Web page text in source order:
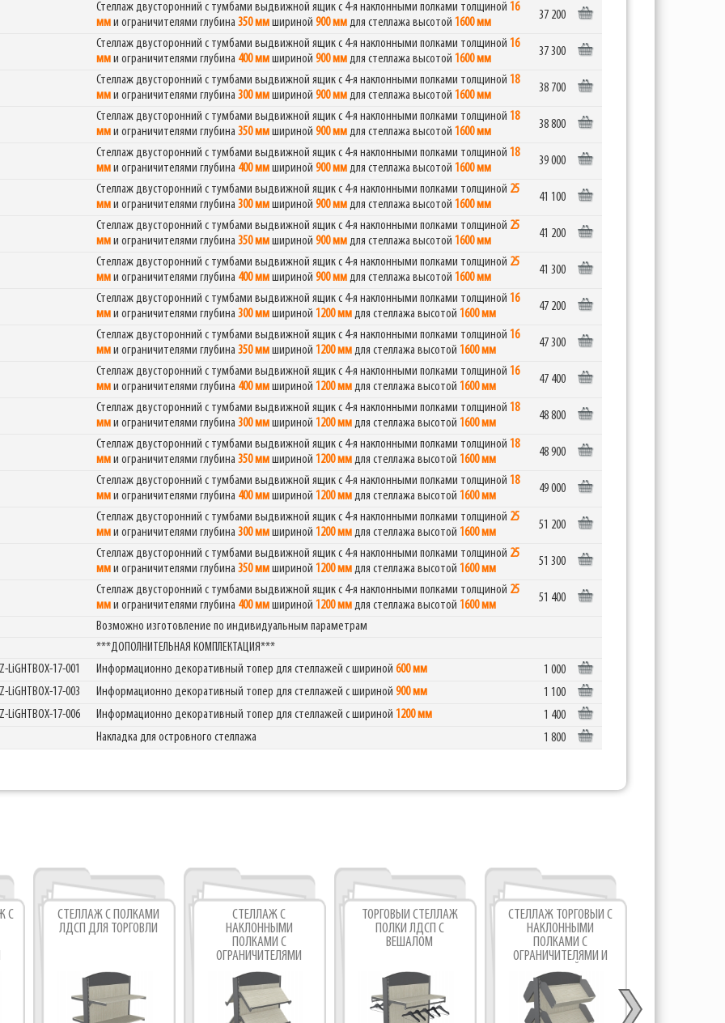
Стеллаж двусторонний с тумбами выдвижной ящик с 4-я наклонными полками толщиной 16
мми ограничителями глубина 350 ммшириной 900 ммдля стеллажа высотой 1600 мм
37 200
Стеллаж двусторонний с тумбами выдвижной ящик с 4-я наклонными полками толщиной 16
мми ограничителями глубина 400 ммшириной 900 ммдля стеллажа высотой 1600 мм
37 300
Стеллаж двусторонний с тумбами выдвижной ящик с 4-я наклонными полками толщиной 18
мми ограничителями глубина 300 ммшириной 900 ммдля стеллажа высотой 1600 мм
38 700
Стеллаж двусторонний с тумбами выдвижной ящик с 4-я наклонными полками толщиной 18
мми ограничителями глубина 350 ммшириной 900 ммдля стеллажа высотой 1600 мм
38 800
Стеллаж двусторонний с тумбами выдвижной ящик с 4-я наклонными полками толщиной 18
мми ограничителями глубина 400 ммшириной 900 ммдля стеллажа высотой 1600 мм
39 000
Стеллаж двусторонний с тумбами выдвижной ящик с 4-я наклонными полками толщиной 25
мми ограничителями глубина 300 ммшириной 900 ммдля стеллажа высотой 1600 мм
41 100
Стеллаж двусторонний с тумбами выдвижной ящик с 4-я наклонными полками толщиной 25
мми ограничителями глубина 350 ммшириной 900 ммдля стеллажа высотой 1600 мм
41 200
Стеллаж двусторонний с тумбами выдвижной ящик с 4-я наклонными полками толщиной 25
мми ограничителями глубина 400 ммшириной 900 ммдля стеллажа высотой 1600 мм
41 300
Стеллаж двусторонний с тумбами выдвижной ящик с 4-я наклонными полками толщиной 16
мми ограничителями глубина 300 ммшириной 1200 ммдля стеллажа высотой 1600 мм
47 200
Стеллаж двусторонний с тумбами выдвижной ящик с 4-я наклонными полками толщиной 16
мми ограничителями глубина 350 ммшириной 1200 ммдля стеллажа высотой 1600 мм
47 300
Стеллаж двусторонний с тумбами выдвижной ящик с 4-я наклонными полками толщиной 16
мми ограничителями глубина 400 ммшириной 1200 ммдля стеллажа высотой 1600 мм
47 400
Стеллаж двусторонний с тумбами выдвижной ящик с 4-я наклонными полками толщиной 18
мми ограничителями глубина 300 ммшириной 1200 ммдля стеллажа высотой 1600 мм
48 800
Стеллаж двусторонний с тумбами выдвижной ящик с 4-я наклонными полками толщиной 18
мми ограничителями глубина 350 ммшириной 1200 ммдля стеллажа высотой 1600 мм
48 900
Стеллаж двусторонний с тумбами выдвижной ящик с 4-я наклонными полками толщиной 18
мми ограничителями глубина 400 ммшириной 1200 ммдля стеллажа высотой 1600 мм
49 000
Стеллаж двусторонний с тумбами выдвижной ящик с 4-я наклонными полками толщиной 25
мми ограничителями глубина 300 ммшириной 1200 ммдля стеллажа высотой 1600 мм
51 200
Стеллаж двусторонний с тумбами выдвижной ящик с 4-я наклонными полками толщиной 25
мми ограничителями глубина 350 ммшириной 1200 ммдля стеллажа высотой 1600 мм
51 300
Стеллаж двусторонний с тумбами выдвижной ящик с 4-я наклонными полками толщиной 25
мми ограничителями глубина 400 ммшириной 1200 ммдля стеллажа высотой 1600 мм
51 400
Возможно изготовление по индивидуальным параметрам
***ДОПОЛНИТЕЛЬНАЯ КОМПЛЕКТАЦИЯ***
LiGHTBOX-17-001
Информационно декоративный топер для стеллажей с шириной 600 мм
1 000
LiGHTBOX-17-003
Информационно декоративный топер для стеллажей с шириной 900 мм
1 100
LiGHTBOX-17-006
Информационно декоративный топер для стеллажей с шириной 1200 мм
1 400
Накладка для островного стеллажа
1 800
С
СТЕЛЛАЖ С ПОЛКАМИ
ЛДСП ДЛЯ ТОРГОВЛИ
СТЕЛЛАЖ С
НАКЛОННЫМИ
ПОЛКАМИ С
ОГРАНИЧИТЕЛЯМИ
ТОРГОВЫЙ СТЕЛЛАЖ
ПОЛКИ ЛДСП С
ВЕШАЛОМ
СТЕЛЛАЖ ТОРГОВЫЙ С
НАКЛОННЫМИ
ПОЛКАМИ С
ОГРАНИЧИТЕЛЯМИ И
ТУМБОЙ